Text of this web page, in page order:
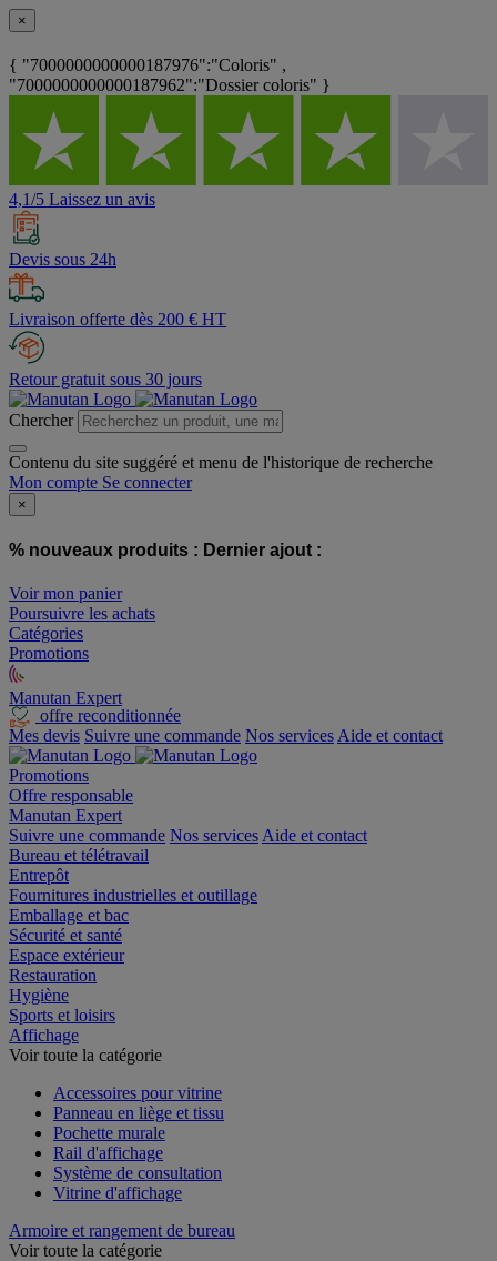
×
{ "7000000000000187976":"Coloris" ,
"7000000000000187962":"Dossier coloris" }
4,1/5 Laissez un avis
Devis sous 24h
Livraison offerte dès 200 € HT
Retour gratuit sous 30 jours
Chercher
Contenu du site suggéré et menu de l'historique de recherche
Mon compte Se connecter
×
% nouveaux produits : Dernier ajout :
Voir mon panier
Poursuivre les achats
Catégories
Promotions
Manutan Expert
offre reconditionnée
Mes devis Suivre une commande Nos services Aide et contact
Promotions
Offre responsable
Manutan Expert
Suivre une commande Nos services Aide et contact
Bureau et télétravail
Entrepôt
Fournitures industrielles et outillage
Emballage et bac
Sécurité et santé
Espace extérieur
Restauration
Hygiène
Sports et loisirs
Affichage
Voir toute la catégorie
Accessoires pour vitrine
Panneau en liège et tissu
Pochette murale
Rail d'affichage
Système de consultation
Vitrine d'affichage
Armoire et rangement de bureau
Voir toute la catégorie